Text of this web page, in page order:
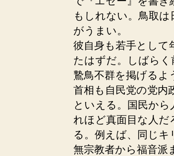
もしれない。鳥取
がうまい。
彼自身も若手として
たはずだ。しばらく
鷙鳥不群を掲げるよ
首相も自民党の党内
といえる。国民か
れほど真面目な人だ
る。例えば、同じ
無宗教者から福音派